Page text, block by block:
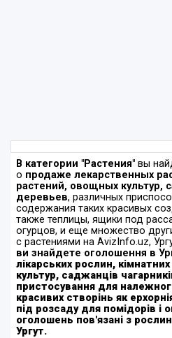
В категории "Растения" вы
о продаже лекарственных
растений, овощных культур,
деревьев, различных
содержания таких красивых
также теплицы, ящики под
огурцов, и еще множество
с растениями на AvizInfo.uz,
ви знайдете оголошення в
лікарських рослин,
культур, саджанців
пристосування для
красивих створінь як
під розсаду для помідорів і
оголошень пов'язані з
Ургут.